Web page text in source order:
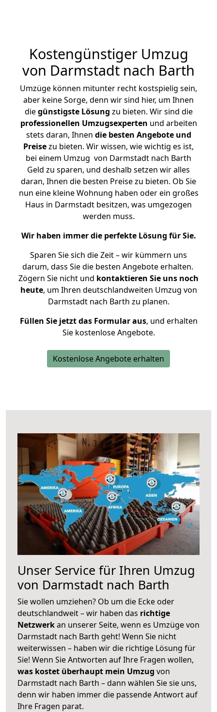
Kostengünstiger Umzug
von Darmstadt nach Barth
Umzüge können mitunter recht kostspielig sein,
aber keine Sorge, denn wir sind hier, um Ihnen
diegünstigste Lösung zu bieten. Wir sind die
professionellen Umzugsexperten und arbeiten
stets daran, Ihnen die besten Angebote und
Preisezu bieten. Wir wissen, wie wichtig es ist,
bei einem Umzug von Darmstadt nach Barth
Geld zu sparen, und deshalb setzen wir alles
daran, Ihnen die besten Preise zu bieten. Ob Sie
nun eine kleine Wohnung haben oder ein großes
Haus in Darmstadt besitzen, was umgezogen
werden muss.
Wir haben immer die perfekte Lösung für Sie.
Sparen Sie sich die Zeit – wir kümmern uns
darum, dass Sie die besten Angebote erhalten.
Zögern Sie nicht und kontaktieren Sie uns noch
heute, um Ihren deutschlandweiten Umzug von
Darmstadt nach Barth zu planen.
Füllen Sie jetzt das Formular aus, und erhalten
Sie kostenlose Angebote.
Kostenlose Angebote erhalten
Unser Service für Ihren Umzug
von Darmstadt nach Barth
Sie wollen umziehen? Ob um die Ecke oder
deutschlandweit – wir haben das richtige
Netzwerkan unserer Seite, wenn es Umzüge von
Darmstadt nach Barth geht! Wenn Sie nicht
weiterwissen – haben wir die richtige Lösung für
Sie! Wenn Sie Antworten auf Ihre Fragen wollen,
was kostet überhaupt mein Umzug von
Darmstadt nach Barth – dann wählen Sie sie uns,
denn wir haben immer die passende Antwort auf
Ihre Fragen parat.